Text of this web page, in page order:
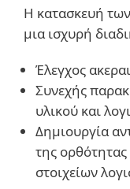
Η κατασκευή
μια ισχυρή
Έλεγχος
Συνεχής
υλικού και
Δημιουργία
της
στοιχείων